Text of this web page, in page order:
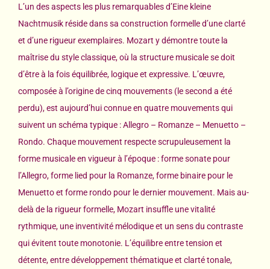
L’un des aspects les plus remarquables d’Eine kleine
Nachtmusik réside dans sa construction formelle d’une clarté
et d’une rigueur exemplaires. Mozart y démontre toute la
maîtrise du style classique, où la structure musicale se doit
d’être à la fois équilibrée, logique et expressive. L’œuvre,
composée à l’origine de cinq mouvements (le second a été
perdu), est aujourd’hui connue en quatre mouvements qui
suivent un schéma typique : Allegro – Romanze – Menuetto –
Rondo. Chaque mouvement respecte scrupuleusement la
forme musicale en vigueur à l’époque : forme sonate pour
l’Allegro, forme lied pour la Romanze, forme binaire pour le
Menuetto et forme rondo pour le dernier mouvement. Mais au-
delà de la rigueur formelle, Mozart insuffle une vitalité
rythmique, une inventivité mélodique et un sens du contraste
qui évitent toute monotonie. L’équilibre entre tension et
détente, entre développement thématique et clarté tonale,